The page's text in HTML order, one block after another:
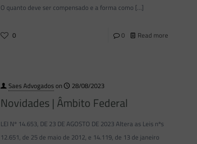
O quanto deve ser compensado e a forma como […]
0 0 Read more
Saes Advogadoson 28/08/2023
Novidades | Âmbito Federal
LEI Nº 14.653, DE 23 DE AGOSTO DE 2023 Altera as Leis nºs
12.651, de 25 de maio de 2012, e 14.119, de 13 de janeiro